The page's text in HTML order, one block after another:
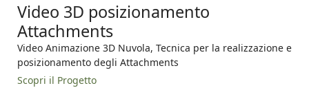
Video 3D posizionamento
Attachments
Video Animazione 3D Nuvola, Tecnica per la realizzazione e
posizionamento degli Attachments
Scopri il Progetto